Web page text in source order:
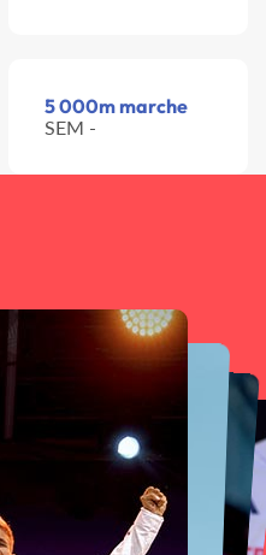
5 000m marche
SEM -